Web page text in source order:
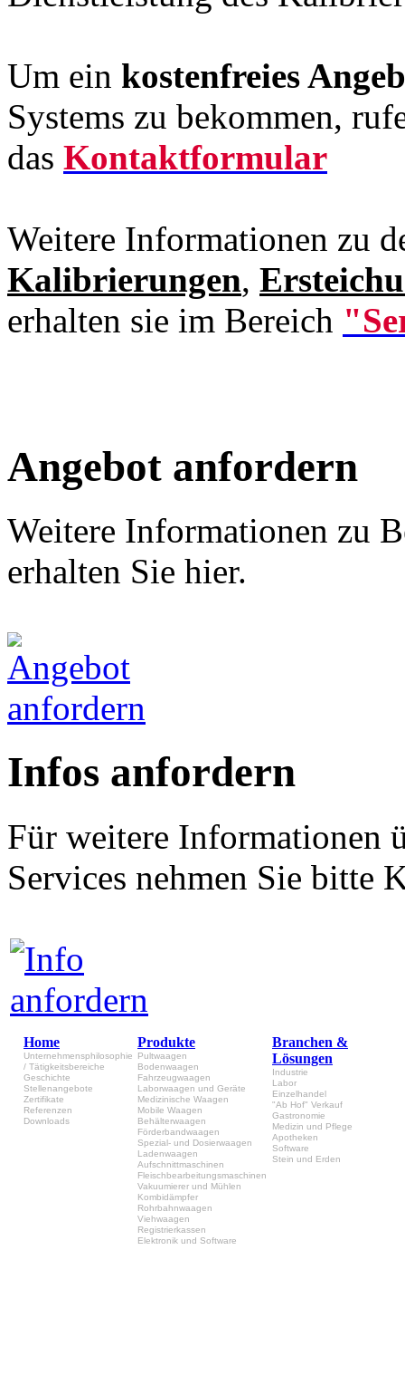
Um ein kostenfreies
Systems zu bekommen,
das Kontaktformular
Weitere Informationen zu
Kalibrierungen,
erhalten sie im Bereich
Angebot anfordern
Weitere Informationen zu
erhalten Sie hier.
Infos anfordern
Für weitere Informationen
Services nehmen Sie bitte
Home
Unternehmensphilosophie
/ Tätigkeitsbereiche
Geschichte
Stellenangebote
Zertifikate
Referenzen
Downloads
Produkte
Pultwaagen
Bodenwaagen
Fahrzeugwaagen
Laborwaagen und Geräte
Medizinische Waagen
Mobile Waagen
Behälterwaagen
Förderbandwaagen
Spezial- und Dosierwaagen
Ladenwaagen
Aufschnittmaschinen
Fleischbearbeitungsmaschinen
Vakuumierer und Mühlen
Kombidämpfer
Rohrbahnwaagen
Viehwaagen
Registrierkassen
Elektronik und Software
Branchen &
Lösungen
Industrie
Labor
Einzelhandel
"Ab Hof" Verkauf
Gastronomie
Medizin und Pflege
Apotheken
Software
Stein und Erden